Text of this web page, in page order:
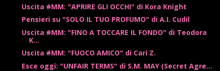
Uscita #MM: "APRIRE GLI OCCHI" di Kora Knight
Pensieri su "SOLO IL TUO PROFUMO" di A.I. Cudil
Uscita #MM: "FINO A TOCCARE IL FONDO" di Teodora
K...
Uscita #MM: "FUOCO AMICO" di Cari Z.
Esce oggi: "UNFAIR TERMS" di S.M. MAY (Secret Agre...